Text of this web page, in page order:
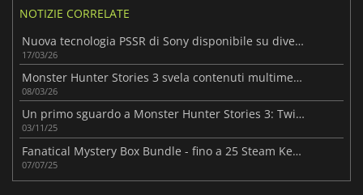
NOTIZIE CORRELATE
Nuova tecnologia PSSR di Sony disponibile su diversi giochi PS5 Pro
17/03/26
Monster Hunter Stories 3 svela contenuti multimediali pre lancio
08/03/26
Un primo sguardo a Monster Hunter Stories 3: Twisted Reflection
03/11/25
Fanatical Mystery Box Bundle - fino a 25 Steam Key a sorpresa
07/07/25